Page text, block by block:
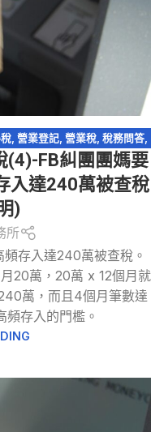
營業登記 營業稅 稅務問答
,跨境電商,逃漏稅 ,電商系列,
(4)-FB糾團團媽要
入達240萬被查稅
)
所
存入達240萬被查稅。
20萬，20萬 x 12個月就
萬，而且4個月筆數達
存入的門檻。